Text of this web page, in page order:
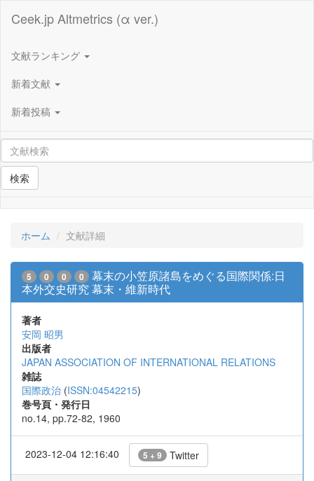
Ceek.jp Altmetrics (α ver.)
文献ランキング
新着文献
新着投稿
検索
ホーム 文献詳細
5 0 0 0
幕末の小笠原諸島をめぐる国際関係:日
本外交史研究 幕末・維新時代
著者
安岡 昭男
出版者
JAPAN ASSOCIATION OF INTERNATIONAL RELATIONS
雑誌
国際政治 (ISSN:04542215)
巻号頁・発行日
no.14, pp.72-82, 1960
2023-12-04 12:16:40 5 + 9 Twitter